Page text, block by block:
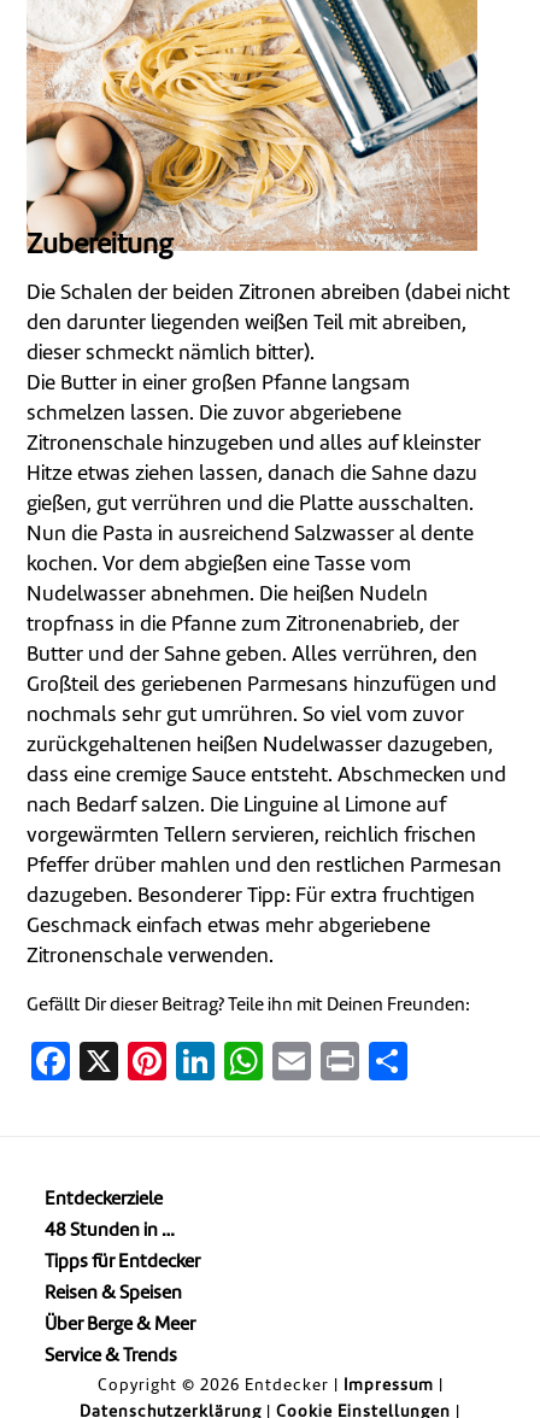
Zubereitung
Die Schalen der beiden Zitronen abreiben (dabei nicht
den darunter liegenden weißen Teil mit abreiben,
dieser schmeckt nämlich bitter).
Die Butter in einer großen Pfanne langsam
schmelzen lassen. Die zuvor abgeriebene
Zitronenschale hinzugeben und alles auf kleinster
Hitze etwas ziehen lassen, danach die Sahne dazu
gießen, gut verrühren und die Platte ausschalten.
Nun die Pasta in ausreichend Salzwasser al dente
kochen. Vor dem abgießen eine Tasse vom
Nudelwasser abnehmen. Die heißen Nudeln
tropfnass in die Pfanne zum Zitronenabrieb, der
Butter und der Sahne geben. Alles verrühren, den
Großteil des geriebenen Parmesans hinzufügen und
nochmals sehr gut umrühren. So viel vom zuvor
zurückgehaltenen heißen Nudelwasser dazugeben,
dass eine cremige Sauce entsteht. Abschmecken und
nach Bedarf salzen. Die Linguine al Limone auf
vorgewärmten Tellern servieren, reichlich frischen
Pfeffer drüber mahlen und den restlichen Parmesan
dazugeben. Besonderer Tipp: Für extra fruchtigen
Geschmack einfach etwas mehr abgeriebene
Zitronenschale verwenden.
Gefällt Dir dieser Beitrag? Teile ihn mit Deinen Freunden:
Facebook
X Pinterest
LinkedIn
WhatsApp
EmailPrint
Entdeckerziele
48 Stunden in …
Tipps für Entdecker
Reisen & Speisen
Über Berge & Meer
Service & Trends
Copyright © 2026 Entdecker | Impressum
Datenschutzerklärung
Cookie Einstellungen